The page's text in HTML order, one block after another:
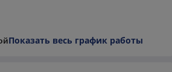
Показать весь график работы